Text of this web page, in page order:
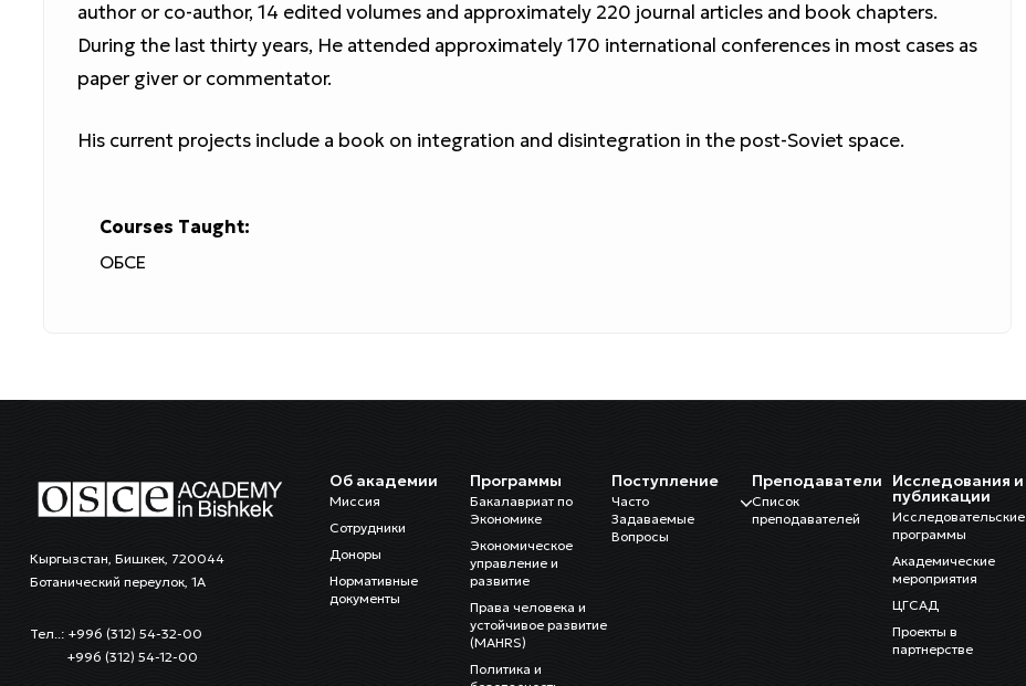
author or co-author, 14 edited volumes and approximately 220 journal articles and book chapters.
During the last thirty years, He attended approximately 170 international conferences in most cases as
paper giver or commentator.
His current projects include a book on integration and disintegration in the post-Soviet space.
Courses Taught:
ОБСЕ
Кыргызстан, Бишкек, 720044
Ботанический переулок, 1А
Тел..: +996 (312) 54-32-00
+996 (312) 54-12-00
Об академии
Миссия
Сотрудники
Доноры
Нормативные
документы
Программы
Бакалавриат по
Экономике
Экономическое
управление и
развитие
Права человека и
устойчивое развитие
(MAHRS)
Политика и
Поступление
Часто
Задаваемые
Вопросы
Преподаватели
Список
преподавателей
Исследования и
публикации
Исследовательские
программы
Академические
мероприятия
ЦГСАД
Проекты в
партнерстве